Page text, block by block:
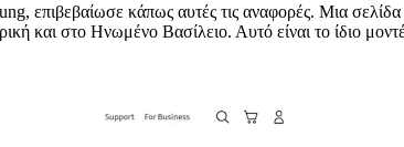
επιβεβαίωσε κάπως αυτές τις αναφορές. Μια
και στο Ηνωμένο Βασίλειο. Αυτό είναι το ίδιο